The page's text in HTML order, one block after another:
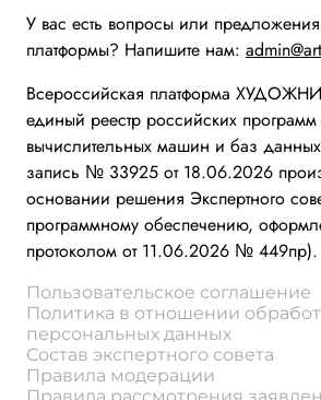
У вас есть вопросы или
платформы? Напишите нам:
Всероссийская платформа
единый реестр российских
вычислительных машин и баз данных
запись № 33925 от 18.06.2026
основании решения Экспертного
программному обеспечению,
протоколом от 11.06.2026 № 449пр).
Пользовательское соглашение
Политика в отношении
персональных данных
Состав экспертного совета
Правила модерации